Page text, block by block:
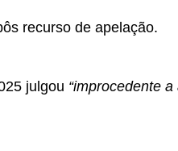
recurso de apelação.
julgou “improcedente